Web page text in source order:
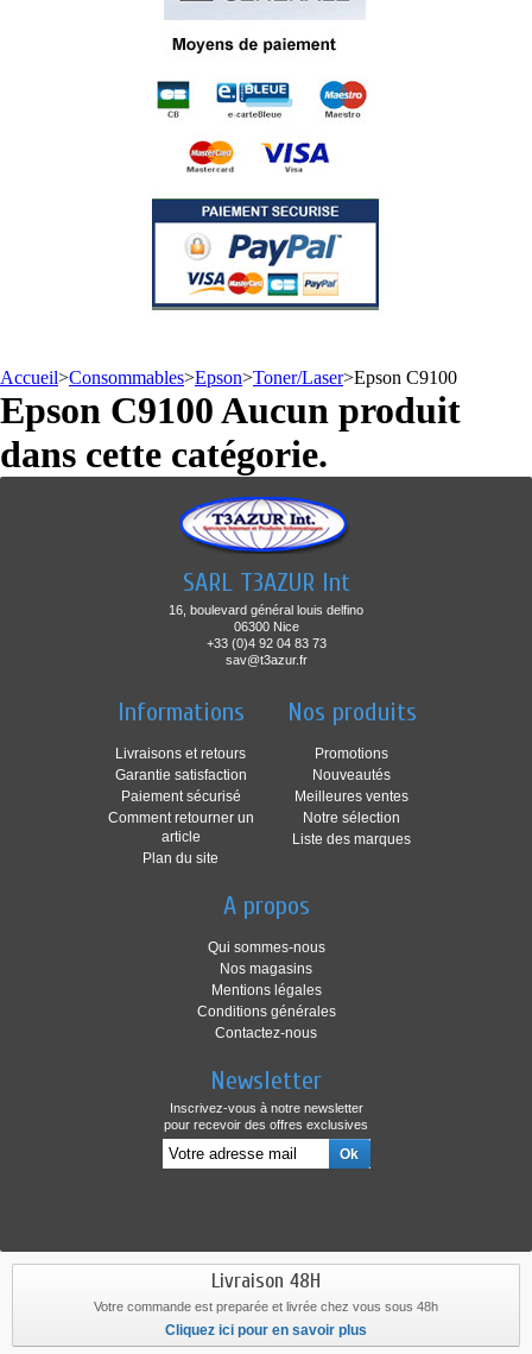
Accueil>Consommables>Epson>Toner/Laser>Epson C9100
Epson C9100Aucun produit
dans cette catégorie.
SARL T3AZUR Int
16, boulevard général louis delfino
06300 Nice
+33 (0)4 92 04 83 73
sav@t3azur.fr
Informations
Livraisons et retours
Garantie satisfaction
Paiement sécurisé
Comment retourner un
article
Plan du site
Nos produits
Promotions
Nouveautés
Meilleures ventes
Notre sélection
Liste des marques
A propos
Qui sommes-nous
Nos magasins
Mentions légales
Conditions générales
Contactez-nous
Newsletter
Inscrivez-vous à notre newsletter
pour recevoir des offres exclusives
Livraison 48H
Votre commande est preparée et livrée chez vous sous 48h
Cliquez ici pour en savoir plus